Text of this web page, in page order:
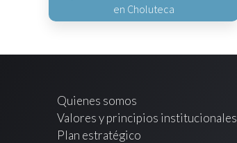
en Choluteca
Quienes somos
Valores y principios institucionales
Plan estratégico